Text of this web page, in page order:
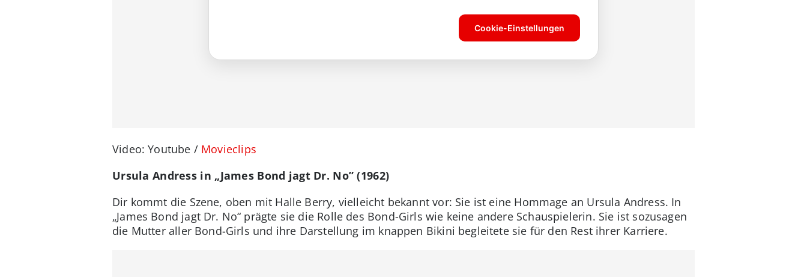
Video: Youtube / Movieclips
Ursula Andress in „James Bond jagt Dr. No” (1962)
Dir kommt die Szene, oben mit Halle Berry, vielleicht bekannt vor: Sie ist eine Hommage an Ursula Andress. In
„James Bond jagt Dr. No“ prägte sie die Rolle des Bond-Girls wie keine andere Schauspielerin. Sie ist sozusagen
die Mutter aller Bond-Girls und ihre Darstellung im knappen Bikini begleitete sie für den Rest ihrer Karriere.